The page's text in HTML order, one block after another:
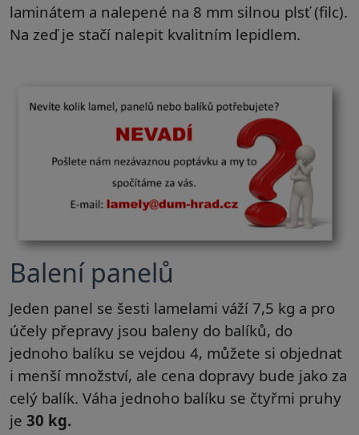
laminátem a nalepené na 8 mm silnou plsť (filc).
Na zeď je stačí nalepit kvalitním lepidlem.
Balení panelů
Jeden panel se šesti lamelami váží 7,5 kg a pro
účely přepravy jsou baleny do balíků, do
jednoho balíku se vejdou 4, můžete si objednat
i menší množství, ale cena dopravy bude jako za
celý balík. Váha jednoho balíku se čtyřmi pruhy
je 30 kg.